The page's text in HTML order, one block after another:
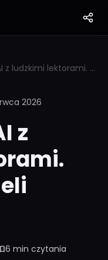
Preply łączy AI z ludzkimi lektorami. 70% nauczycieli używa
2026
z
6 min czytania